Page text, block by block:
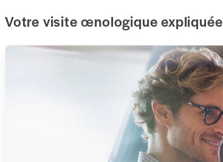
Votre visite œnologique expliquée